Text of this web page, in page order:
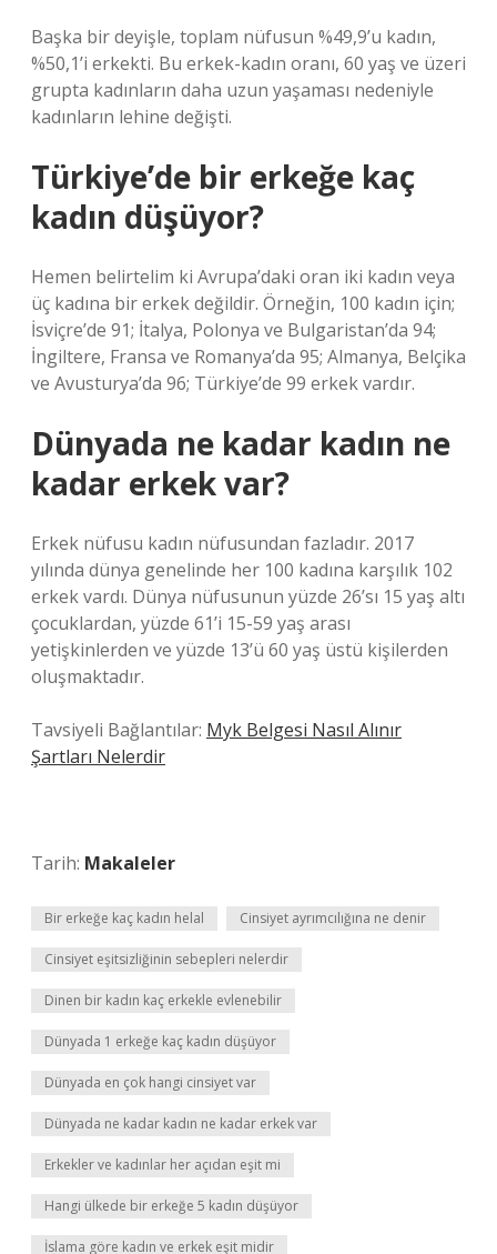
Başka bir deyişle, toplam nüfusun %49,9’u kadın,
%50,1’i erkekti. Bu erkek-kadın oranı, 60 yaş ve üzeri
grupta kadınların daha uzun yaşaması nedeniyle
kadınların lehine değişti.
Türkiye’de bir erkeğe kaç
kadın düşüyor?
Hemen belirtelim ki Avrupa’daki oran iki kadın veya
üç kadına bir erkek değildir. Örneğin, 100 kadın için;
İsviçre’de 91; İtalya, Polonya ve Bulgaristan’da 94;
İngiltere, Fransa ve Romanya’da 95; Almanya, Belçika
ve Avusturya’da 96; Türkiye’de 99 erkek vardır.
Dünyada ne kadar kadın ne
kadar erkek var?
Erkek nüfusu kadın nüfusundan fazladır. 2017
yılında dünya genelinde her 100 kadına karşılık 102
erkek vardı. Dünya nüfusunun yüzde 26’sı 15 yaş altı
çocuklardan, yüzde 61’i 15-59 yaş arası
yetişkinlerden ve yüzde 13’ü 60 yaş üstü kişilerden
oluşmaktadır.
Tavsiyeli Bağlantılar: Myk Belgesi Nasıl Alınır
Şartları Nelerdir
Tarih: Makaleler
Bir erkeğe kaç kadın helal Cinsiyet ayrımcılığına ne denir
Cinsiyet eşitsizliğinin sebepleri nelerdir
Dinen bir kadın kaç erkekle evlenebilir
Dünyada 1 erkeğe kaç kadın düşüyor
Dünyada en çok hangi cinsiyet var
Dünyada ne kadar kadın ne kadar erkek var
Erkekler ve kadınlar her açıdan eşit mi
Hangi ülkede bir erkeğe 5 kadın düşüyor
İslama göre kadın ve erkek eşit midir